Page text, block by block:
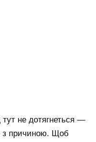
не дотягнеться —
з причиною. Щоб